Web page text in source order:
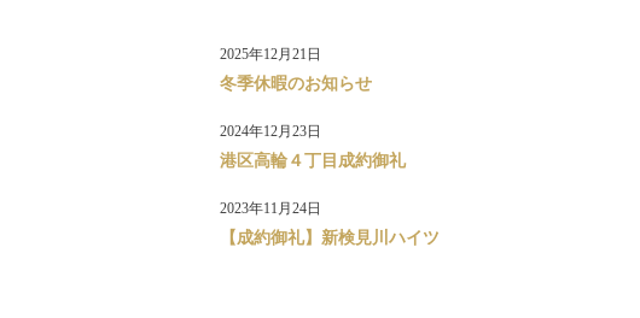
2025年12月21日
冬季休暇のお知らせ
2024年12月23日
港区高輪４丁目成約御礼
2023年11月24日
【成約御礼】新検見川ハイツ